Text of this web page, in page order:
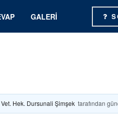
GALERI
Vet. Hek. Dursunali Şimşek tarafından